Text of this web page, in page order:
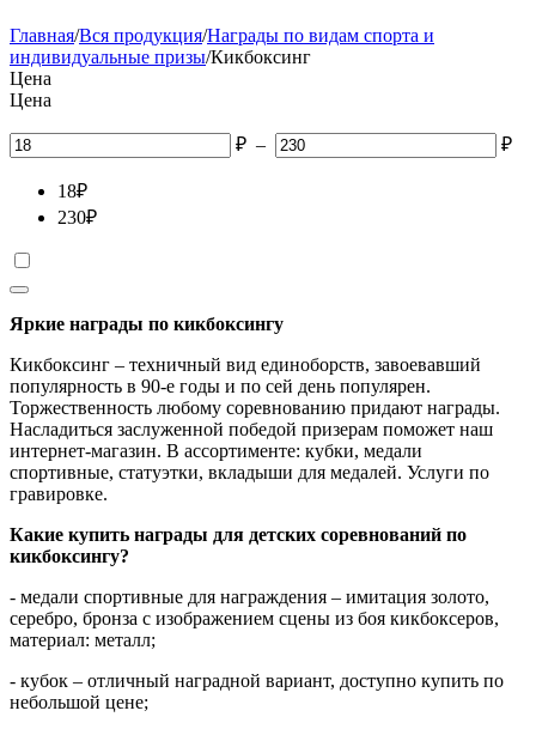
Главная/Вся продукция/Награды по видам спорта и
индивидуальные призы/Кикбоксинг
Цена
Цена
₽ – ₽
18₽
230₽
Яркие награды по кикбоксингу
Кикбоксинг – техничный вид единоборств, завоевавший
популярность в 90-е годы и по сей день популярен.
Торжественность любому соревнованию придают награды.
Насладиться заслуженной победой призерам поможет наш
интернет-магазин. В ассортименте: кубки, медали
спортивные, статуэтки, вкладыши для медалей. Услуги по
гравировке.
Какие купить награды для детских соревнований по
кикбоксингу?
- медали спортивные для награждения – имитация золото,
серебро, бронза с изображением сцены из боя кикбоксеров,
материал: металл;
- кубок – отличный наградной вариант, доступно купить по
небольшой цене;